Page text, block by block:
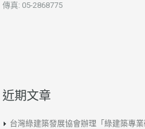
傳真: 05-2868775
近期文章
台灣綠建築發展協會辦理「綠建築專業